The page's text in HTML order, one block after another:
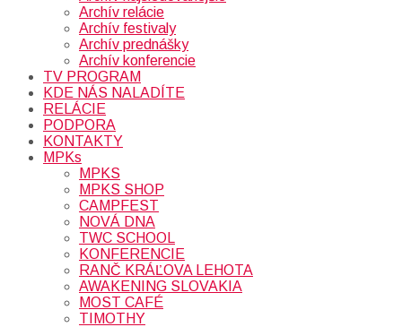
Archív relácie
Archív festivaly
Archív prednášky
Archív konferencie
TV PROGRAM
KDE NÁS NALADÍTE
RELÁCIE
PODPORA
KONTAKTY
MPKs
MPKS
MPKS SHOP
CAMPFEST
NOVÁ DNA
TWC SCHOOL
KONFERENCIE
RANČ KRÁĽOVA LEHOTA
AWAKENING SLOVAKIA
MOST CAFÉ
TIMOTHY